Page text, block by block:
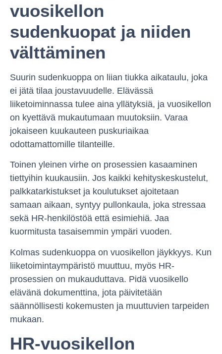
vuosikellon
sudenkuopat ja niiden
välttäminen
Suurin sudenkuoppa on liian tiukka aikataulu, joka
ei jätä tilaa joustavuudelle. Elävässä
liiketoiminnassa tulee aina yllätyksiä, ja vuosikellon
on kyettävä mukautumaan muutoksiin. Varaa
jokaiseen kuukauteen puskuriaikaa
odottamattomille tilanteille.
Toinen yleinen virhe on prosessien kasaaminen
tiettyihin kuukausiin. Jos kaikki kehityskeskustelut,
palkkatarkistukset ja koulutukset ajoitetaan
samaan aikaan, syntyy pullonkaula, joka stressaa
sekä HR-henkilöstöä että esimiehiä. Jaa
kuormitusta tasaisemmin ympäri vuoden.
Kolmas sudenkuoppa on vuosikellon jäykkyys. Kun
liiketoimintaympäristö muuttuu, myös HR-
prosessien on mukauduttava. Pidä vuosikello
elävänä dokumenttina, jota päivitetään
säännöllisesti kokemusten ja muuttuvien tarpeiden
mukaan.
HR-vuosikellon